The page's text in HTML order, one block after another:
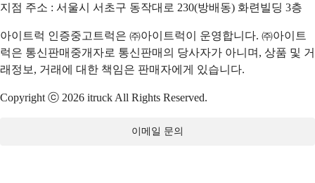
지점 주소 : 서울시 서초구 동작대로 230(방배동) 화련빌딩 3층
아이트럭 인증중고트럭은 ㈜아이트럭이 운영합니다. ㈜아이트
럭은 통신판매중개자로 통신판매의 당사자가 아니며, 상품 및 거
래정보, 거래에 대한 책임은 판매자에게 있습니다.
Copyright ⓒ 2026 itruck All Rights Reserved.
이메일 문의